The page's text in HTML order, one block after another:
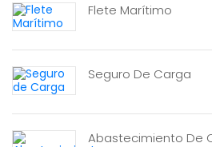
Flete Marítimo
Seguro De Carga
Abastecimiento De